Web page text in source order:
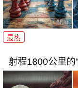
最热
射程1800公里的